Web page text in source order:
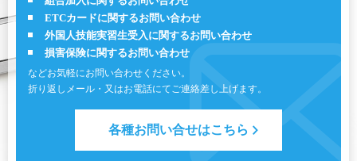
ETCカードに関するお問い合わせ
外国人技能実習生受入に関するお問い合わせ
損害保険に関するお問い合わせ
などお気軽にお問い合わせください。
折り返しメール・又はお電話にてご連絡差し上げます。
各種お問い合せはこちら